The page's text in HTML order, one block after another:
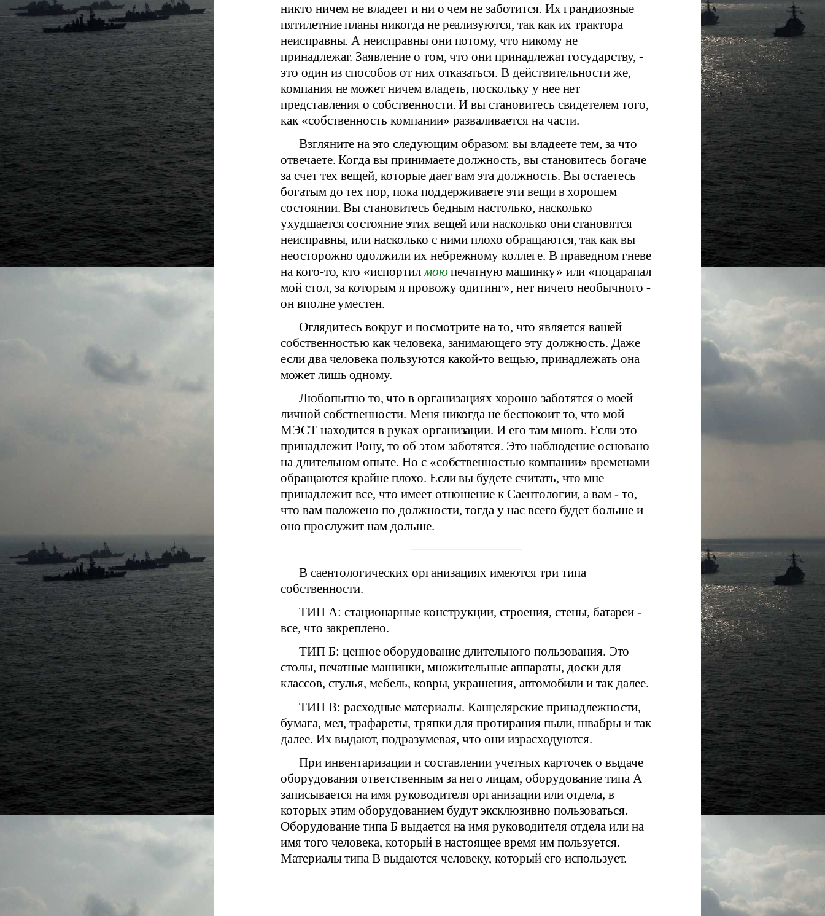
никто ничем не владеет и ни о чем не заботится. Их грандиозные
пятилетние планы никогда не реализуются, так как их трактора
неисправны. А неисправны они потому, что никому не
принадлежат. Заявление о том, что они принадлежат государству, -
это один из способов от них отказаться. В действительности же,
компания не может ничем владеть, поскольку у нее нет
представления о собственности. И вы становитесь свидетелем того,
как «собственность компании» разваливается на части.
Взгляните на это следующим образом: вы владеете тем, за что
отвечаете. Когда вы принимаете должность, вы становитесь богаче
за счет тех вещей, которые дает вам эта должность. Вы остаетесь
богатым до тех пор, пока поддерживаете эти вещи в хорошем
состоянии. Вы становитесь бедным настолько, насколько
ухудшается состояние этих вещей или насколько они становятся
неисправны, или насколько с ними плохо обращаются, так как вы
неосторожно одолжили их небрежному коллеге. В праведном гневе
на кого-то, кто «испортилмоюпечатную машинку» или «поцарапал
мой стол, за которым я провожу одитинг», нет ничего необычного -
он вполне уместен.
Оглядитесь вокруг и посмотрите на то, что является вашей
собственностью как человека, занимающего эту должность. Даже
если два человека пользуются какой-то вещью, принадлежать она
может лишь одному.
Любопытно то, что в организациях хорошо заботятся о моей
личной собственности. Меня никогда не беспокоит то, что мой
МЭСТ находится в руках организации. И его там много. Если это
принадлежит Рону, то об этом заботятся. Это наблюдение основано
на длительном опыте. Но с «собственностью компании» временами
обращаются крайне плохо. Если вы будете считать, что мне
принадлежит все, что имеет отношение к Саентологии, а вам - то,
что вам положено по должности, тогда у нас всего будет больше и
оно прослужит нам дольше.
В саентологических организациях имеются три типа
собственности.
ТИП А: стационарные конструкции, строения, стены, батареи -
все, что закреплено.
ТИП Б: ценное оборудование длительного пользования. Это
столы, печатные машинки, множительные аппараты, доски для
классов, стулья, мебель, ковры, украшения, автомобили и так далее.
ТИП В: расходные материалы. Канцелярские принадлежности,
бумага, мел, трафареты, тряпки для протирания пыли, швабры и так
далее. Их выдают, подразумевая, что они израсходуются.
При инвентаризации и составлении учетных карточек о выдаче
оборудования ответственным за него лицам, оборудование типа А
записывается на имя руководителя организации или отдела, в
которых этим оборудованием будут эксклюзивно пользоваться.
Оборудование типа Б выдается на имя руководителя отдела или на
имя того человека, который в настоящее время им пользуется.
Материалы типа В выдаются человеку, который его использует.